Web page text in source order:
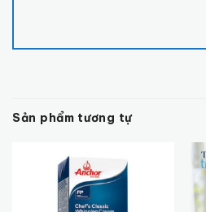
Sản phẩm tương tự